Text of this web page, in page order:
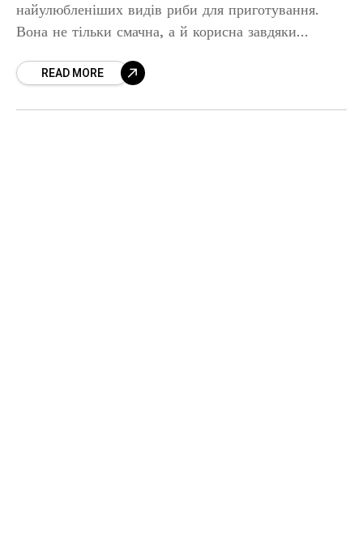
найулюбленіших видів риби для приготування.
Вона не тільки смачна, а й корисна завдяки
розглянемо, як приготувати смажену
READ MORE